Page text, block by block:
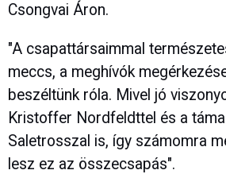
Csongvai Áron.
"A csapattársaimmal
meccs, a meghívók
beszéltünk róla. Mivel jó
Kristoffer Nordfeldttel és a
Saletrosszal is, így számomra
lesz ez az összecsapás".